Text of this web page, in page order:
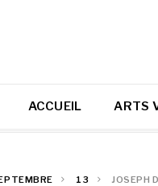
ACCUEIL ARTS
13 JOSEPH